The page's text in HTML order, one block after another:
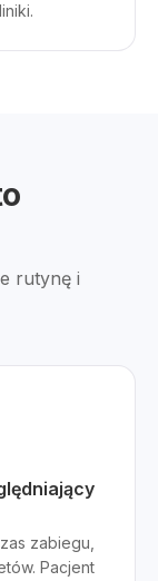
rutynę i
zabiegu,
Pacjent